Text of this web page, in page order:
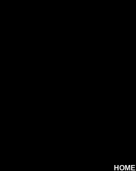
HOME